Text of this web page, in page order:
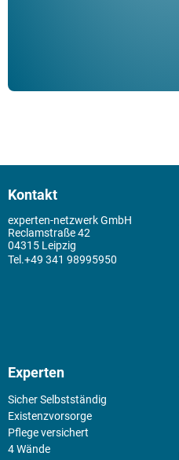
Kontakt
experten-netzwerk GmbH
Reclamstraße 42
04315 Leipzig
+49 341 98995950
Experten
Sicher Selbstständig
Existenz­vorsorge
Pflege versichert
4 Wände